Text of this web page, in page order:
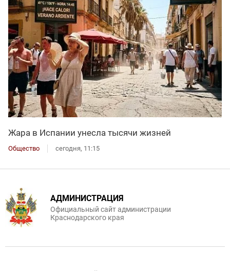
Жара в Испании унесла тысячи жизней
Общество сегодня, 11:15
АДМИНИСТРАЦИЯ
Официальный сайт администрации
Краснодарского края